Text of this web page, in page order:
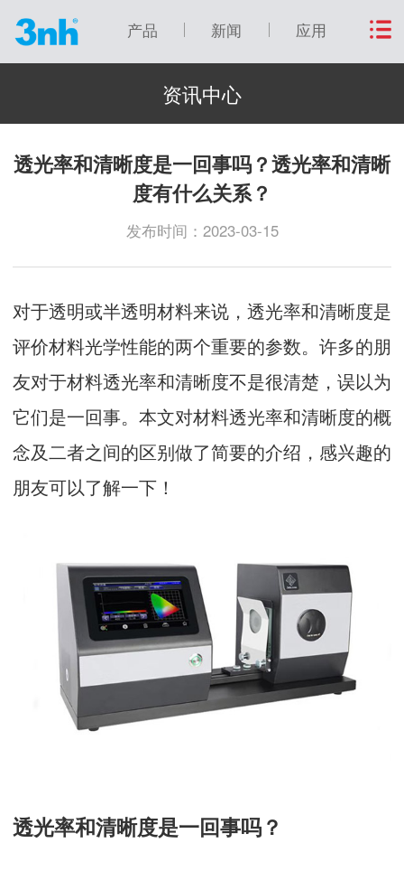
产品 新闻 应用
资讯中心
透光率和清晰度是一回事吗？透光率和清晰
度有什么关系？
发布时间：2023-03-15
对于透明或半透明材料来说，透光率和清晰度是
评价材料光学性能的两个重要的参数。许多的朋
友对于材料透光率和清晰度不是很清楚，误以为
它们是一回事。本文对材料透光率和清晰度的概
念及二者之间的区别做了简要的介绍，感兴趣的
朋友可以了解一下！
透光率和清晰度是一回事吗？